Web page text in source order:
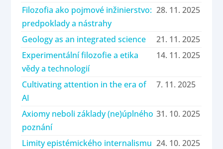
Filozofia ako pojmové inžinierstvo:
predpoklady a nástrahy
28. 11. 2025
Geology as an integrated science
21. 11. 2025
Experimentální filozofie a etika
vědy a technologií
14. 11. 2025
Cultivating attention in the era of
AI
7. 11. 2025
Axiomy neboli základy (ne)úplného
poznání
31. 10. 2025
Limity epistémického internalismu 24. 10. 2025